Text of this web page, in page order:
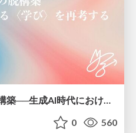
プログラミング教育の脱構築──生成AI時代における〈学び〉を再考する/dojoconjp2025keynote
0 560